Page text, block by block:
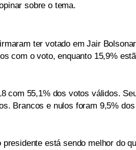
sobre o tema.
ter votado em Jair
com o voto, enquanto 15,9%
com 55,1% dos votos válidos.
Brancos e nulos foram 9,5%
está sendo melhor do